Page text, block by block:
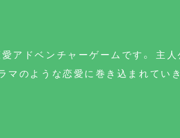
アドベンチャーゲームです。 主
のような恋愛に巻き込まれていき